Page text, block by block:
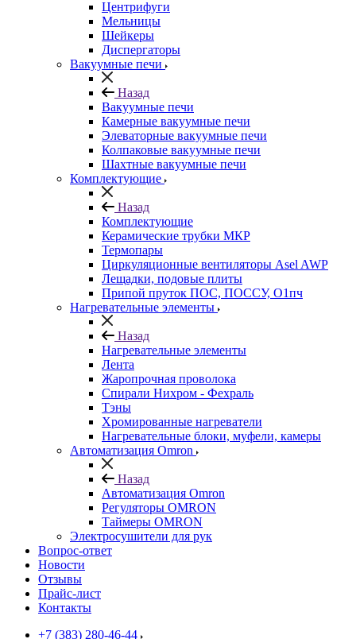
Центрифуги
Мельницы
Шейкеры
Диспергаторы
Вакуумные печи
Назад
Вакуумные печи
Камерные вакуумные печи
Элеваторные вакуумные печи
Колпаковые вакуумные печи
Шахтные вакуумные печи
Комплектующие
Назад
Комплектующие
Керамические трубки МКР
Термопары
Циркуляционные вентиляторы Asel AWP
Лещадки, подовые плиты
Припой пруток ПОС, ПОССУ, О1пч
Нагревательные элементы
Назад
Нагревательные элементы
Лента
Жаропрочная проволока
Спирали Нихром - Фехраль
Тэны
Хромированные нагреватели
Нагревательные блоки, муфели, камеры
Автоматизация Omron
Назад
Автоматизация Omron
Регуляторы OMRON
Таймеры OMRON
Электросушители для рук
Вопрос-ответ
Новости
Отзывы
Прайс-лист
Контакты
+7 (383) 280-46-44